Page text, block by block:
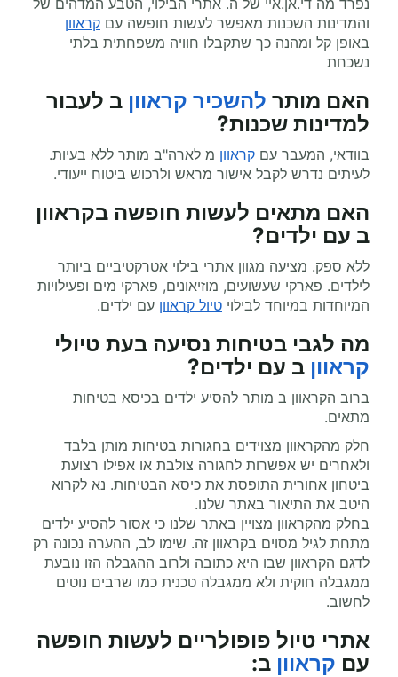
נפרד מה די.אן.איי של ה. אתרי הבילוי, הטבע המדהים של
והמדינות השכנות מאפשר לעשות חופשה עם קראוון
באופן קל ומהנה כך שתקבלו חוויה משפחתית בלתי
נשכחת
האם מותר להשכיר קראוון ב לעבור
למדינות שכנות?
בוודאי, המעבר עם קראוון מ לארה"ב מותר ללא בעיות.
לעיתים נדרש לקבל אישור מראש ולרכוש ביטוח ייעודי.
האם מתאים לעשות חופשה בקראוון
ב עם ילדים?
ללא ספק. מציעה מגוון אתרי בילוי אטרקטיביים ביותר
לילדים. פארקי שעשועים, מוזיאונים, פארקי מים ופעילויות
המיוחדות במיוחד לבילוי טיול קראוון עם ילדים.
מה לגבי בטיחות נסיעה בעת טיולי
קראוון ב עם ילדים?
ברוב הקראוון ב מותר להסיע ילדים בכיסא בטיחות
מתאים.
חלק מהקראוון מצוידים בחגורות בטיחות מותן בלבד
ולאחרים יש אפשרות לחגורה צולבת או אפילו רצועת
ביטחון אחורית התופסת את כיסא הבטיחות. נא לקרוא
היטב את התיאור באתר שלנו.
בחלק מהקראוון מצויין באתר שלנו כי אסור להסיע ילדים
מתחת לגיל מסוים בקראוון זה. שימו לב, ההערה נכונה רק
לדגם הקראוון שבו היא כתובה ולרוב ההגבלה הזו נובעת
ממגבלה חוקית ולא ממגבלה טכנית כמו שרבים נוטים
לחשוב.
אתרי טיול פופולריים לעשות חופשה
עם קראוון ב: